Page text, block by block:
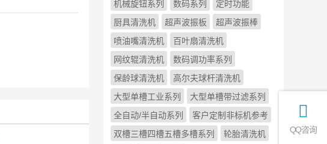
机械旋钮系列
数码系列
定时功能
厨具清洗机
超声波振板
超声波振棒
喷油嘴清洗机
百叶扇清洗机
网纹辊清洗机
数码调功率系列
保龄球清洗机
高尔夫球杆清洗机
大型单槽工业系列
大型单槽带过滤系列
全自动/半自动系列
客户定制非标机参考
双槽三槽四槽五槽多槽系列
轮胎清洗机
QQ咨询